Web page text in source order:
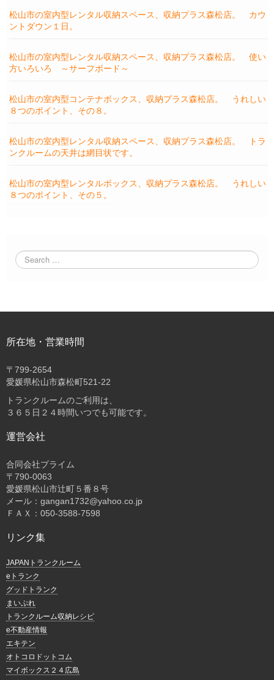
松山市の室内型レンタル収納スペース、収納プラス森松店。 カウ
ントダウン１日。
松山市の室内型レンタル収納スペース、収納プラス森松店。 使い
方いろいろ ～サーフボード～
松山市の室内型コンテナボックス、収納プラス森松店。 うれしい
８つのポイント、その８。
松山市の室内型レンタル収納スペース、収納プラス森松店。 トラ
ンクルームの天井は網目状です。
松山市の室内型レンタルボックス、収納プラス森松店。 うれしい
８つのポイント、その５。
所在地・営業時間
〒 799-2654
愛媛県松山市森松町521-22
トランクルームのご利用は、
３６５日２４時間いつでも可能です。
運営会社
合同会社プライム
〒 790-0063
愛媛県松山市辻町５番８号
メール：gangan1732@yahoo.co.jp
ＦＡＸ：050-3588-7598
リンク集
JAPANトランクルーム
eトランク
グッドトランク
まいぷれ
トランクルーム収納レシピ
e不動産情報
エキテン
オトコロドットコム
マイボックス２４広島